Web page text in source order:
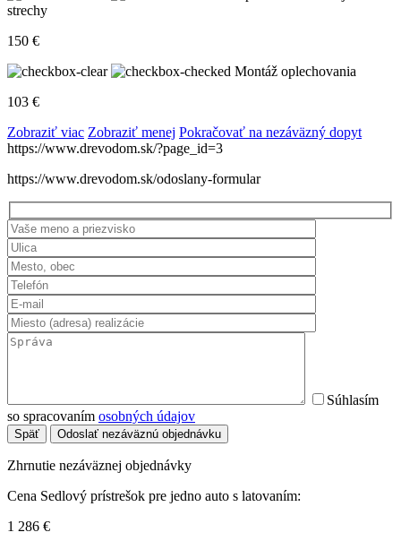
strechy
150 €
Montáž oplechovania
103 €
Zobraziť viac Zobraziť menej Pokračovať na nezáväzný dopyt
https://www.drevodom.sk/?page_id=3
https://www.drevodom.sk/odoslany-formular
Súhlasím
so spracovaním osobných údajov
Späť Odoslať nezáväznú objednávku
Zhrnutie nezáväznej objednávky
Cena Sedlový prístrešok pre jedno auto s latovaním:
1 286 €